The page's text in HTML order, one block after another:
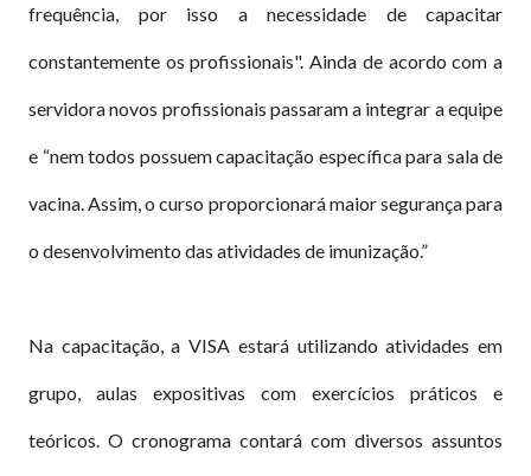
frequência, por isso a necessidade de capacitar
constantemente os profissionais". Ainda de acordo com a
servidora novos profissionais passaram a integrar a equipe
e “nem todos possuem capacitação específica para sala de
vacina. Assim, o curso proporcionará maior segurança para
o desenvolvimento das atividades de imunização.”
Na capacitação, a VISA estará utilizando atividades em
grupo, aulas expositivas com exercícios práticos e
teóricos. O cronograma contará com diversos assuntos